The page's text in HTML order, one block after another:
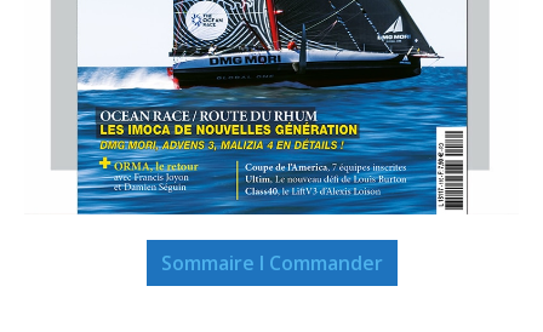
Sommaire I Commander